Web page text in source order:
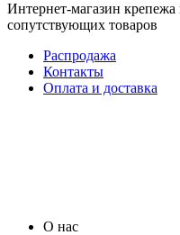
Интернет-магазин крепежа
сопутствующих товаров
Распродажа
Контакты
Оплата и доставка
О нас